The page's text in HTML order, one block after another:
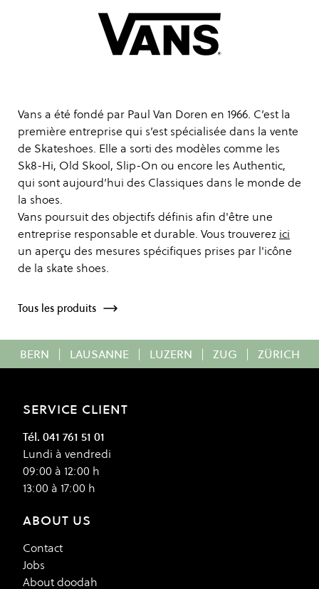
Vans a été fondé par Paul Van Doren en 1966. C’est la
première entreprise qui s’est spécialisée dans la vente
de Skateshoes. Elle a sorti des modèles comme les
Sk8-Hi, Old Skool, Slip-On ou encore les Authentic,
qui sont aujourd’hui des Classiques dans le monde de
la shoes.
Vans poursuit des objectifs définis afin d'être une
entreprise responsable et durable. Vous trouverez ici
un aperçu des mesures spécifiques prises par l'icône
de la skate shoes.
Tous les produits
BERN | LAUSANNE | LUZERN | ZUG | ZÜRICH
SERVICE CLIENT
Tél. 041 761 51 01
Lundi à vendredi
09:00 à 12:00 h
13:00 à 17:00 h
ABOUT US
Contact
Jobs
About doodah